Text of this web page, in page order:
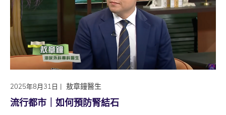
2025年8月31日 | 敖章鐘醫生
流行都市｜如何預防腎結石